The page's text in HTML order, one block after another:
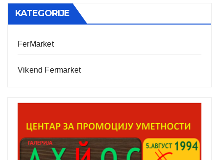
KATEGORIJE
FerMarket
Vikend Fermarket